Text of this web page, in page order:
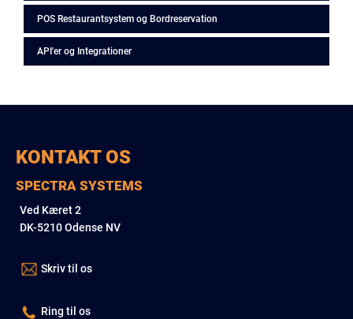
POS Restaurantsystem og Bordreservation
API'er og Integrationer
KONTAKT OS
SPECTRA SYSTEMS
Ved Kæret 2
DK-5210 Odense NV
Skriv til os
Ring til os